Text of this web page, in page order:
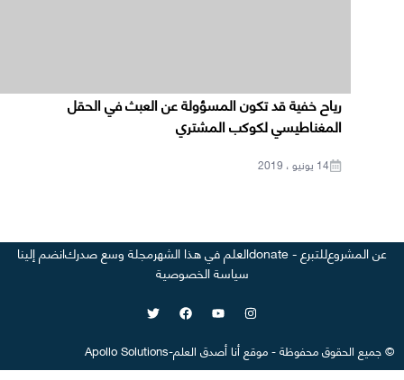
رياح خفية قد تكون المسؤولة عن العبث في الحقل
المغناطيسي لكوكب المشتري
14 يونيو ، 2019
عن المشروعللتبرع - donate العلم في هذا الشهرمجلة وسع صدركانضم إلينا
سياسة الخصوصية
©جميع الحقوق محفوظة-موقع أنا أصدق العلم-
Apollo Solutions